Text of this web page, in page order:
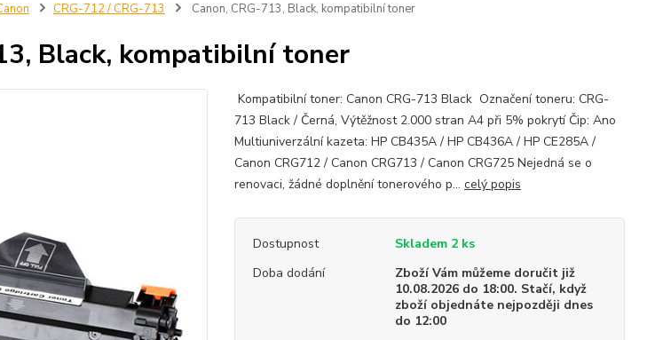
CRG-712 / CRG-713 Canon, CRG-713, Black, kompatibilní toner
Black, kompatibilní toner
Kompatibilní toner: Canon CRG-713 Black Označení toneru: CRG-
713 Black / Černá, Výtěžnost 2.000 stran A4 při 5% pokrytí Čip: Ano
Multiuniverzální kazeta: HP CB435A / HP CB436A / HP CE285A /
Canon CRG712 / Canon CRG713 / Canon CRG725 Nejedná se o
renovaci, žádné doplnění tonerového p... celý popis
Dostupnost
Skladem 2 ks
Doba dodání
Zboží Vám můžeme doručit již
10.08.2026 do 18:00. Stačí, když
zboží objednáte nejpozději dnes
do 12:00